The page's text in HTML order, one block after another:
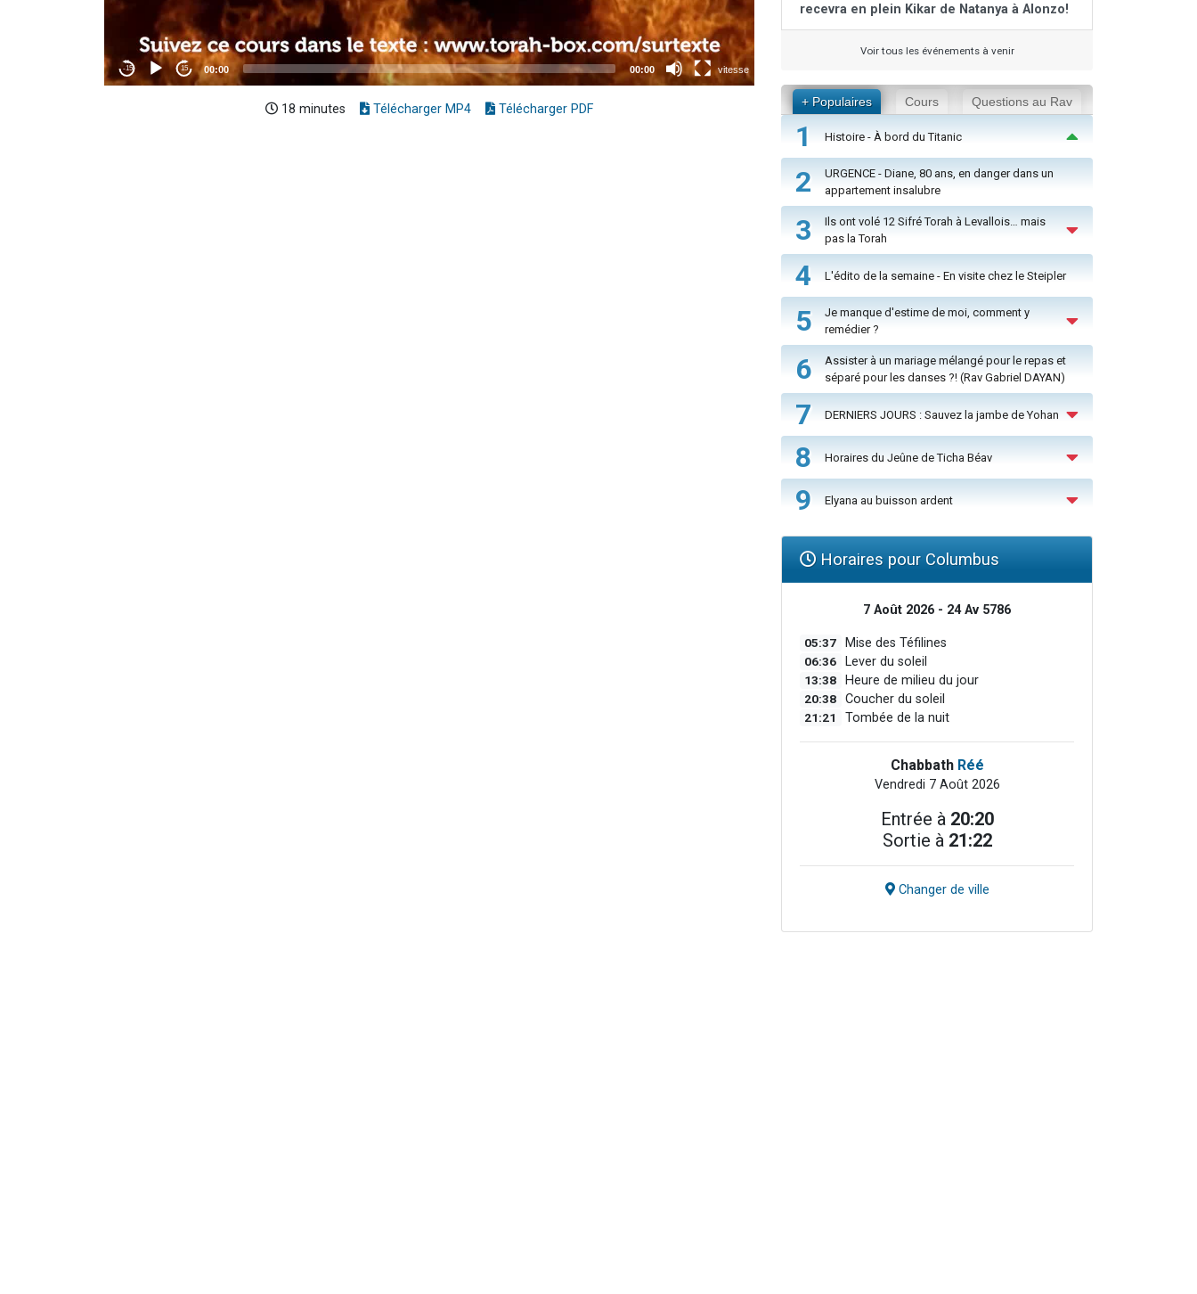
18 minutes Télécharger MP4 Télécharger PDF
recevra en plein Kikar de Natanya à Alonzo!
Voir tous les événements à venir
+ Populaires Cours Questions au Rav
1 Histoire - À bord du Titanic
2
URGENCE - Diane, 80 ans, en danger dans un
appartement insalubre
3
Ils ont volé 12 Sifré Torah à Levallois… mais
pas la Torah
4 L'édito de la semaine - En visite chez le Steipler
5
Je manque d'estime de moi, comment y
remédier ?
6
Assister à un mariage mélangé pour le repas et
séparé pour les danses ?! (Rav Gabriel DAYAN)
7 DERNIERS JOURS : Sauvez la jambe de Yohan
8 Horaires du Jeûne de Ticha Béav
9 Elyana au buisson ardent
Horaires pour Columbus
7 Août 2026 - 24 Av 5786
05:37 Mise des Téfilines
06:36 Lever du soleil
13:38 Heure de milieu du jour
20:38 Coucher du soleil
21:21 Tombée de la nuit
Chabbath Réé
Vendredi 7 Août 2026
Entrée à 20:20
Sortie à 21:22
Changer de ville